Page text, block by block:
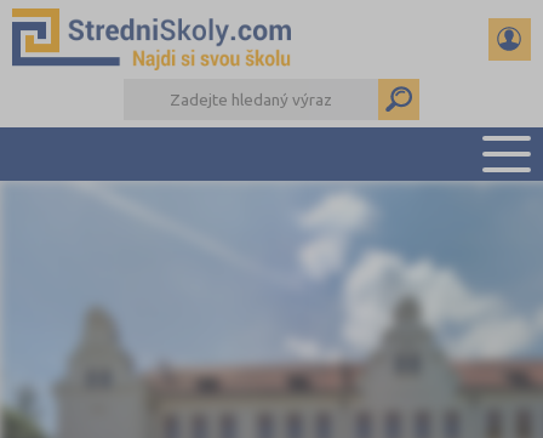
PŘEHLED ŠKOL
PŘÍPRAVA NA PŘIJÍMAČKY
DŮLEŽITÉ TERMÍNY
REFERÁTY A SEMINÁRKY
DALŠÍ DRUHY ŠKOL